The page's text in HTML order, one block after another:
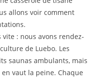
allons voir comment
: nous avons rendez-
de Luebo. Les
saunas ambulants, mais
vaut la peine. Chaque